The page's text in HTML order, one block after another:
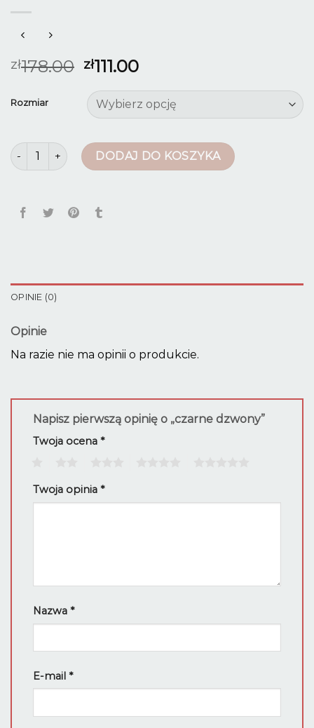
zł178.00 zł111.00
Rozmiar
ilość czarne dzwonyDODAJ DO KOSZYKA
OPINIE (0)
Opinie
Na razie nie ma opinii o produkcie.
Napisz pierwszą opinię o „czarne dzwony”
Twoja ocena *
Twoja opinia *
Nazwa *
E-mail *